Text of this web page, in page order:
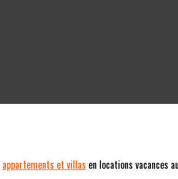
appartements et villas en locations vacances